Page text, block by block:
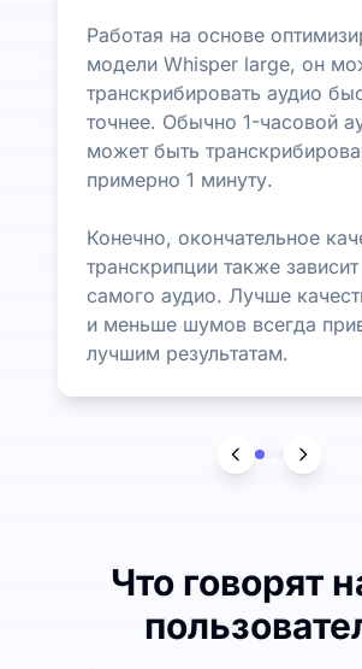
Работая на основе
модели Whisper large, он
транскрибировать аудио
точнее. Обычно 1-часовой
может быть
примерно 1 минуту.
Конечно, окончательное
транскрипции также
самого аудио. Лучше
и меньше шумов всегда
лучшим результатам.
Что говорят